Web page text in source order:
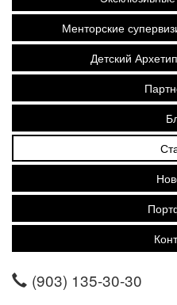
Менторские
Детский
(903) 135-30-30